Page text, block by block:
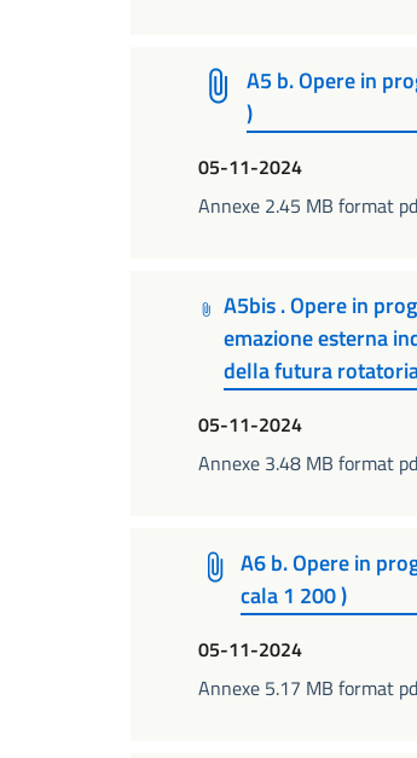
A5 b. Opere in
)
05-11-2024
Annexe 2.45 MB format
A5bis . Opere in
emazione esterna
della futura
05-11-2024
Annexe 3.48 MB format
A6 b. Opere in
cala 1 200 )
05-11-2024
Annexe 5.17 MB format